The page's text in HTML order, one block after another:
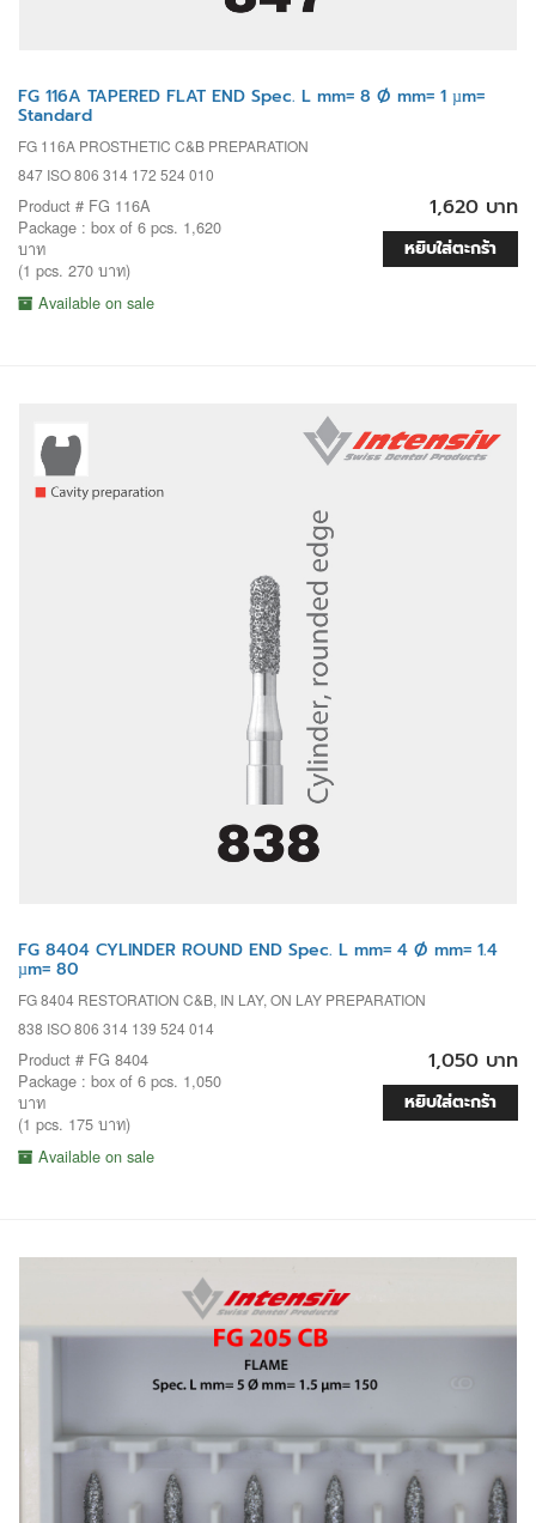
FG 116A TAPERED FLAT END Spec. L mm= 8 Ø mm= 1 µm=
Standard
FG 116A PROSTHETIC C&B PREPARATION
847 ISO 806 314 172 524 010
Product # FG 116A
Package : box of 6 pcs. 1,620
บาท
(1 pcs. 270 บาท)
Available on sale
1,620 บาท
หยิบใส่ตะกร้า
FG 8404 CYLINDER ROUND END Spec. L mm= 4 Ø mm= 1.4
µm= 80
FG 8404 RESTORATION C&B, IN LAY, ON LAY PREPARATION
838 ISO 806 314 139 524 014
Product # FG 8404
Package : box of 6 pcs. 1,050
บาท
(1 pcs. 175 บาท)
Available on sale
1,050 บาท
หยิบใส่ตะกร้า